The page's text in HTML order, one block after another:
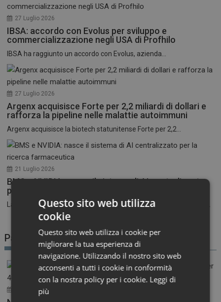
27 Luglio 2026
IBSA: accordo con Evolus per sviluppo e
commercializzazione negli USA di Profhilo
IBSA ha raggiunto un accordo con Evolus, azienda...
27 Luglio 2026
Argenx acquisisce Forte per 2,2 miliardi di dollari e
rafforza la pipeline nelle malattie autoimmuni
Argenx acquisisce la biotech statunitense Forte per 2,2...
21 Luglio 2026
BMS e NVIDIA: nasce il sistema di AI centralizzato
per la ricerca farmaceutica
La corsa all’intelligenza artificiale nel settore farmaceutico entra...
Patient Advocacy
30 Luglio 2026
Questo sito web utilizza
cookie
Questo sito web utilizza i cookie per
migliorare la tua esperienza di
navigazione. Utilizzando il nostro sito web
acconsenti a tutti i cookie in conformità
con la nostra policy per i cookie. Leggi di
più